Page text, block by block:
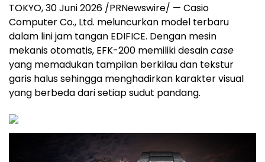
TOKYO,30 Juni 2026 /PRNewswire/ — Casio
Computer Co., Ltd. meluncurkan model terbaru
dalam lini jam tangan EDIFICE. Dengan mesin
mekanis otomatis, EFK-200 memiliki desaincase
yang memadukan tampilan berkilau dan tekstur
garis halus sehingga menghadirkan karakter visual
yang berbeda dari setiap sudut pandang.